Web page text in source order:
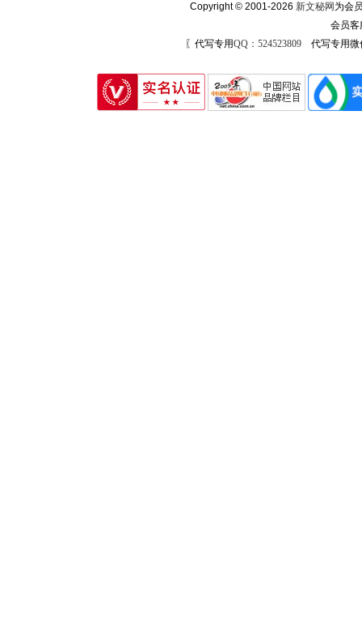
Copyright © 2001-2026 新文秘网 为会
会员
〖代写专用QQ：524523809代写专用微